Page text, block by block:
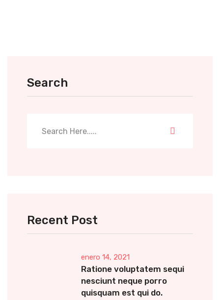
Search
Recent Post
enero 14, 2021
Ratione voluptatem sequi
nesciunt neque porro
quisquam est qui do.